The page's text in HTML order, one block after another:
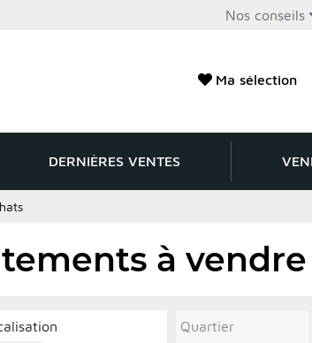
Nos conseils
Ma sélection
DERNIÈRES VENTES
à
Quartier